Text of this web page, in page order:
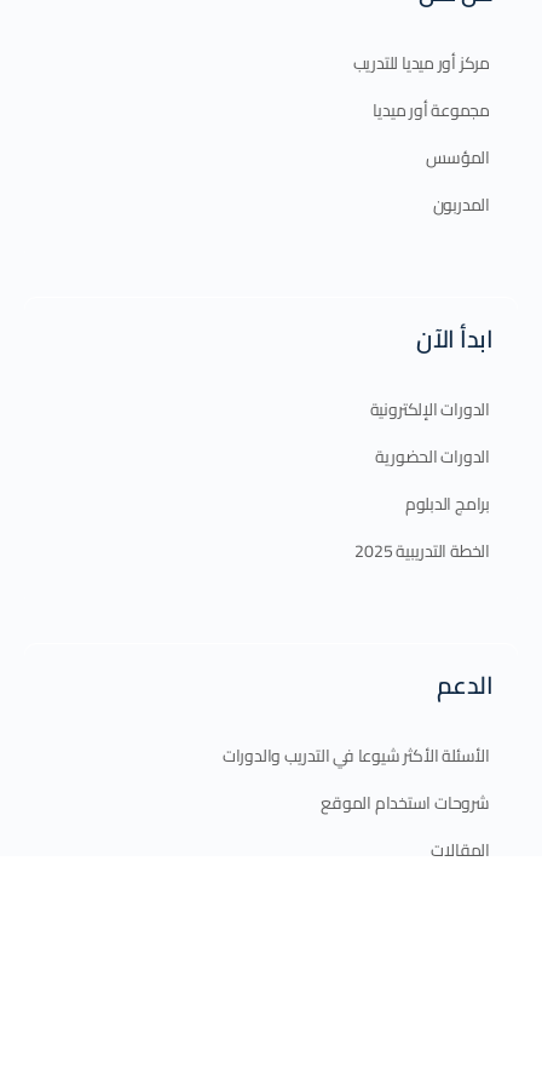
مركز أور ميديا للتدريب
مجموعة أور ميديا
المؤسس
المدربون
ابدأ الآن
الدورات الإلكترونية
الدورات الحضورية
برامج الدبلوم
الخطة التدريبية 2025
الدعم
الأسئلة الأكثر شيوعا في التدريب والدورات
شروحات استخدام الموقع
المقالات